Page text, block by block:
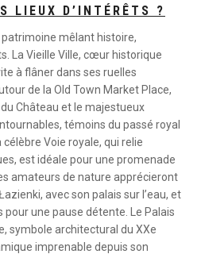
LIEUX D’INTÉRÊTS ?
mêlant histoire,
La Vieille Ville, cœur historique
à flâner dans ses ruelles
de la Old Town Market Place,
Château et le majestueux
témoins du passé royal
Voie royale, qui relie
est idéale pour une promenade
amateurs de nature apprécieront
avec son palais sur l’eau, et
une pause détente. Le Palais
symbole architectural du XXe
imprenable depuis son